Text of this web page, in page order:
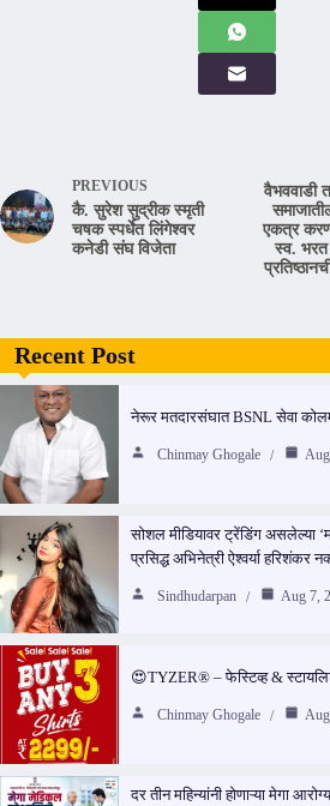
PREVIOUS
कै. सुरेश सुद्रीक स्मृती
चषक स्पर्धेत लिंगेश्वर
कनेडी संघ विजेता
वैभववाडी
एकत्र
स्व. भरत
Recent Post
नेरूर मतदारसंघात BSNL सेवा
Chinmay Ghogale
सोशल मीडियावर ट्रेंडिंग असलेल्या
प्रसिद्ध अभिनेत्री ऐश्वर्या हरिशंकर
Sindhudarpan Aug 7,
😍TYZER® – फेस्टिव्ह &
Chinmay Ghogale
दर तीन महिन्यांनी होणाऱ्या मेगा